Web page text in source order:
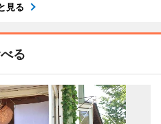
見る
る